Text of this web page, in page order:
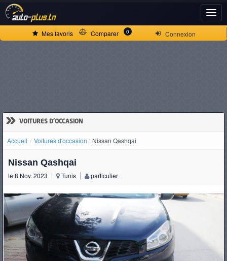
Connexion
Mes favoris Comparer 0
» VOITURES D'OCCASION
Accueil Voitures d'occasion Nissan Qashqai
Nissan Qashqai
le 8 Nov. 2023 Tunis particulier
ACCUEIL
D'OCCASION
CAMIONS
PNEUS